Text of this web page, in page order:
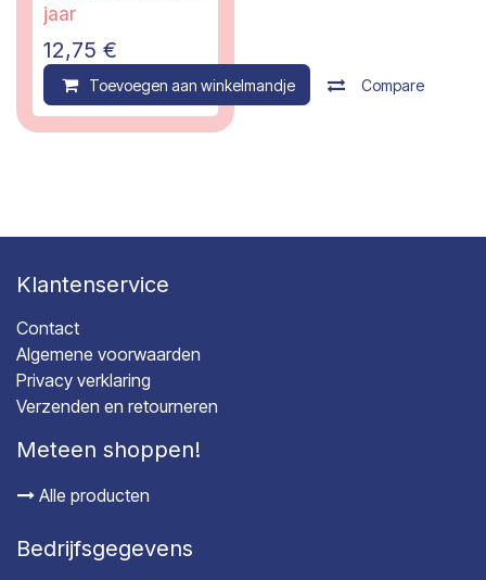
jaar
12,75 €
Toevoegen aan winkelmandje Compare
Klantenservice
Contact
Algemene voorwaarden
Privacy verklaring
Verzenden en retourneren
Meteen shoppen!
Alle producten
Bedrijfsgegevens